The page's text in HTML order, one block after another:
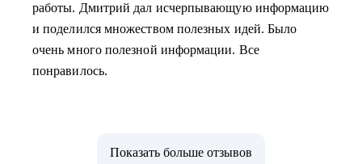
работы. Дмитрий дал исчерпывающую информацию
и поделился множеством полезных идей. Было
очень много полезной информации. Все
понравилось.
Показать больше отзывов